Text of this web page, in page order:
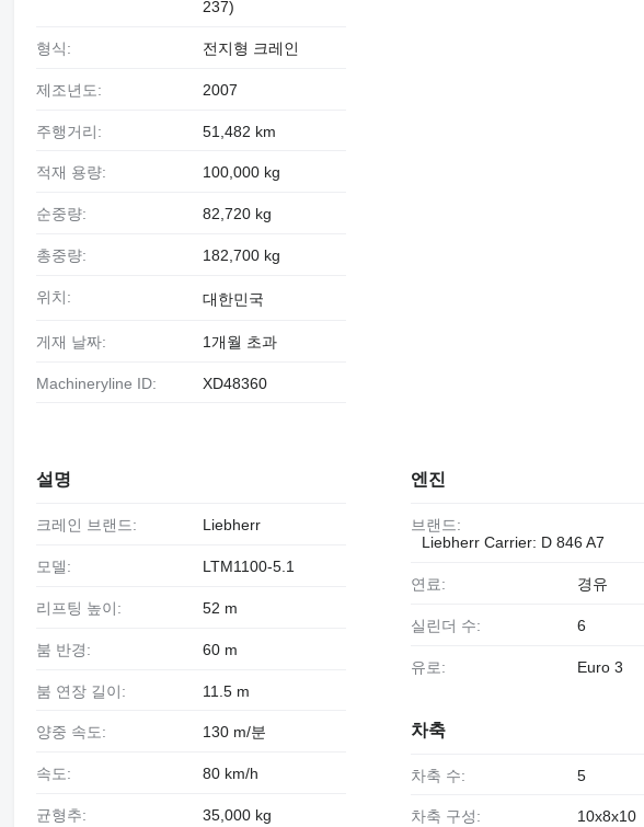
237)
형식: 전지형 크레인
제조년도: 2007
주행거리: 51,482 km
적재 용량: 100,000 kg
순중량: 82,720 kg
총중량: 182,700 kg
위치: 대한민국
게재 날짜: 1개월 초과
Machineryline ID: XD48360
설명
크레인 브랜드: Liebherr
모델: LTM1100-5.1
리프팅 높이: 52 m
붐 반경: 60 m
붐 연장 길이: 11.5 m
양중 속도: 130 m/분
속도: 80 km/h
균형추: 35,000 kg
엔진
브랜드:
Liebherr Carrier: D 846 A7
연료: 경유
실린더 수: 6
유로: Euro 3
차축
차축 수: 5
차축 구성: 10x8x10